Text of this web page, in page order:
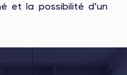
et la possibilité d’un